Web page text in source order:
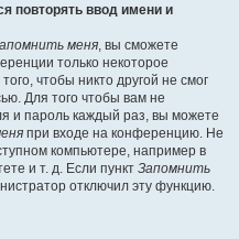
повторять ввод имени и
меня , вы сможете
только некоторое
чтобы никто другой не смог
Для того чтобы вам не
и пароль каждый раз, вы можете
при входе на конференцию. Не
компьютере, например в
и т. д. Если пункт Запомнить
отключил эту функцию.